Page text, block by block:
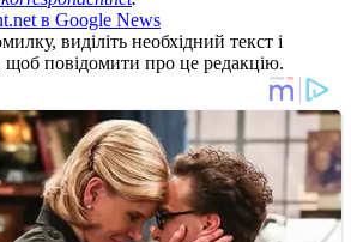
в Google News
виділіть необхідний текст і
щоб повідомити про це редакцію.